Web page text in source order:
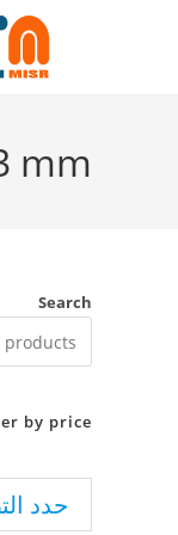
mm
Search
by price